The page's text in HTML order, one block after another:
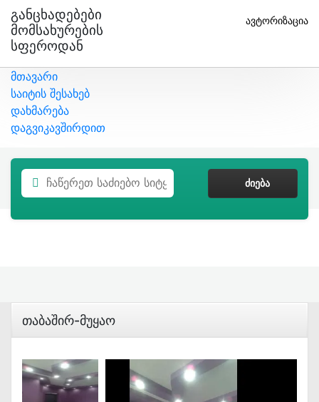
Განცხადებები
Მომსახურების
Სფეროდან
ავტორიზაცია
მთავარი
საიტის შესახებ
დახმარება
დაგვიკავშირდით
ᲫᲘᲔᲑᲐ
Თაბაშირ-Მუყაო